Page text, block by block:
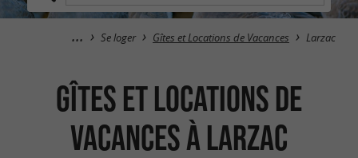
Se loger Gîtes et Locations de Vacances Larzac
Gîtes et Locations de
Vacances à Larzac